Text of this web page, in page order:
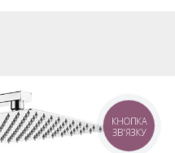
КНОПКА
ЗВ'ЯЗКУ